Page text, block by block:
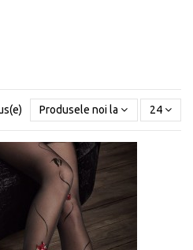
Produsele noi la inceput24